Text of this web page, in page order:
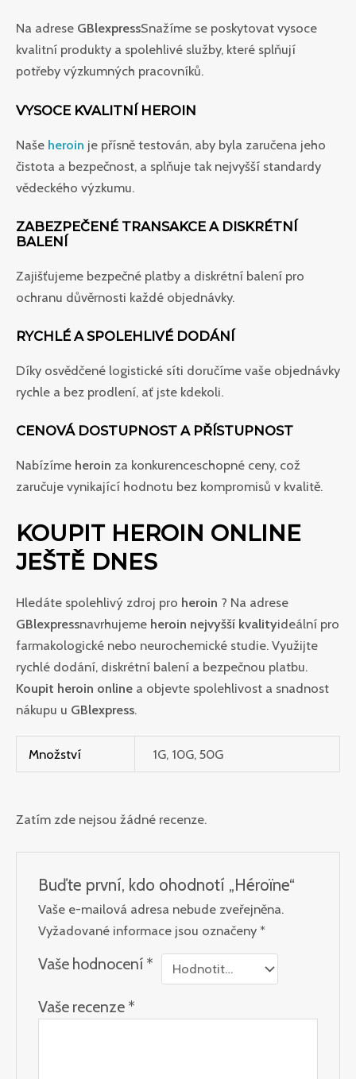
Na adrese GBlexpressSnažíme se poskytovat vysoce
kvalitní produkty a spolehlivé služby, které splňují
potřeby výzkumných pracovníků.
VYSOCE KVALITNÍ HEROIN
Naše heroin je přísně testován, aby byla zaručena jeho
čistota a bezpečnost, a splňuje tak nejvyšší standardy
vědeckého výzkumu.
ZABEZPEČENÉ TRANSAKCE A DISKRÉTNÍ
BALENÍ
Zajišťujeme bezpečné platby a diskrétní balení pro
ochranu důvěrnosti každé objednávky.
RYCHLÉ A SPOLEHLIVÉ DODÁNÍ
Díky osvědčené logistické síti doručíme vaše objednávky
rychle a bez prodlení, ať jste kdekoli.
CENOVÁ DOSTUPNOST A PŘÍSTUPNOST
Nabízíme heroin za konkurenceschopné ceny, což
zaručuje vynikající hodnotu bez kompromisů v kvalitě.
KOUPIT HEROIN ONLINE
JEŠTĚ DNES
Hledáte spolehlivý zdroj pro heroin ? Na adrese
GBlexpressnavrhujeme heroin nejvyšší kvalityideální pro
farmakologické nebo neurochemické studie. Využijte
rychlé dodání, diskrétní balení a bezpečnou platbu.
Koupit heroin online a objevte spolehlivost a snadnost
nákupu u GBlexpress.
Množství 1G, 10G, 50G
Zatím zde nejsou žádné recenze.
Buďte první, kdo ohodnotí „Héroïne“
Vaše e-mailová adresa nebude zveřejněna.
Vyžadované informace jsou označeny*
Vaše hodnocení *
Vaše recenze *